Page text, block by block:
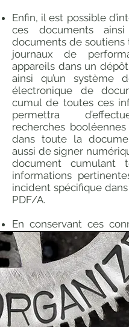
Enfin, il est possible
ces documents
documents de soutiens
journaux de
appareils dans un
ainsi qu’un système
électronique de
cumul de toutes ces
permettra
recherches
dans toute la
aussi de signer
document cumulant
informations
incident spécifique
PDF/A.
En conservant ces
pendant une période
spécifiquement
service informatique
sans s’en rendre
exigences de base
les règles et
conventionnels connus
et Cobit, et répondra